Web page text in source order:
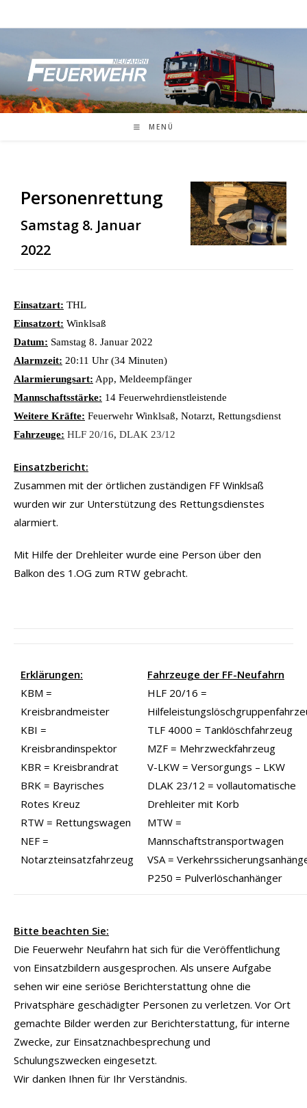
Inhalt
MENÜ
Personenrettung
Samstag 8. Januar
2022
Einsatzart: THL
Einsatzort: Winklsaß
Datum: Samstag 8. Januar 2022
Alarmzeit: 20:11 Uhr (34 Minuten)
Alarmierungsart: App, Meldeempfänger
Mannschaftsstärke: 14 Feuerwehrdienstleistende
Weitere Kräfte: Feuerwehr Winklsaß, Notarzt, Rettungsdienst
Fahrzeuge: HLF 20/16, DLAK 23/12
Einsatzbericht:
Zusammen mit der örtlichen zuständigen FF Winklsaß
wurden wir zur Unterstützung des Rettungsdienstes
alarmiert.
Mit Hilfe der Drehleiter wurde eine Person über den
Balkon des 1.OG zum RTW gebracht.
Erklärungen:
KBM =
Kreisbrandmeister
KBI =
Kreisbrandinspektor
KBR = Kreisbrandrat
BRK = Bayrisches
Rotes Kreuz
RTW = Rettungswagen
NEF =
Notarzteinsatzfahrzeug
Fahrzeuge der FF-Neufahrn
HLF 20/16 =
TLF 4000 = Tanklöschfahrzeug
MZF = Mehrzweckfahrzeug
V-LKW = Versorgungs – LKW
DLAK 23/12 = vollautomatische
Drehleiter mit Korb
MTW =
Mannschaftstransportwagen
VSA =
P250 = Pulverlöschanhänger
Bitte beachten Sie:
Die Feuerwehr Neufahrn hat sich für die Veröffentlichung
von Einsatzbildern ausgesprochen. Als unsere Aufgabe
sehen wir eine seriöse Berichterstattung ohne die
Privatsphäre geschädigter Personen zu verletzen. Vor Ort
gemachte Bilder werden zur Berichterstattung, für interne
Zwecke, zur Einsatznachbesprechung und
Schulungszwecken eingesetzt.
Wir danken Ihnen für Ihr Verständnis.